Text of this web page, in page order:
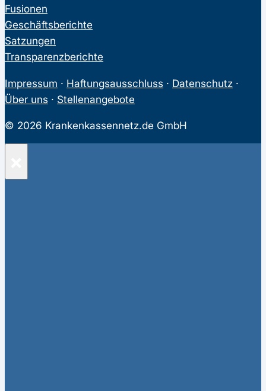
Fusionen
Geschäftsberichte
Satzungen
Transparenzberichte
Impressum · Haftungsausschluss · Datenschutz ·
Über uns · Stellenangebote
© 2026 Krankenkassennetz.de GmbH